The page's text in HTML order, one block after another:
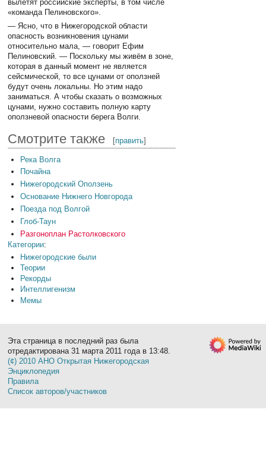
вылетят российские эксперты, в том числе
«команда Пелиновского».
— Ясно, что в Нижегородской области
опасность возникновения цунами
относительно мала, — говорит Ефим
Пелиновский. — Поскольку мы живём в зоне,
которая в данный момент не является
сейсмической, то все цунами от оползней
будут очень локальны. Но этим надо
заниматься. А чтобы сказать о возможных
цунами, нужно составить полную карту
оползневой опасности берега Волги.
Смотрите также [править]
Река Волга
Почайна
Нижегородский Оползень
Основание Нижнего Новгорода
Поезда под Волгой
Глоб-Таун
Разгоноплан Растолковского
Категории:
Нижегородские были
Теории
Рекорды
Интеллигенизм
Мемы
Эта страница в последний раз была
отредактирована 31 марта 2011 года в 13:48.
(¢) 2010 АНО Открытая Нижегородская
Энциклопедия
Правила
Список авторов/участников